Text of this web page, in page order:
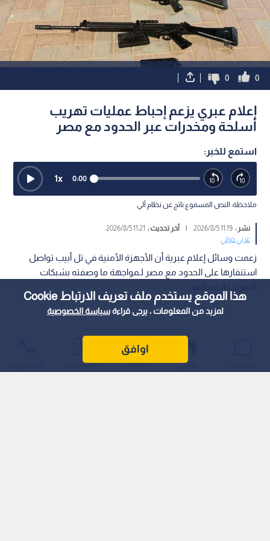
هذا الموقع يستخدم ملف تعريف الارتباط Cookie
لمزيد من المعلومات ، يرجى قراءةسياسة الخصوصية
اوافق
0
0
إعلام عبري يزعم إحباط عمليات تهريب
أسلحة ومخدرات عبر الحدود مع مصر
استمع للخبر:
0:00
1x
ملاحظة: النص المسموع ناتج عن نظام آلي
نشر :11:19 2026/8/5
| آخر تحديث : 11:21 2026/8/5
عربي دولي
زعمت وسائل إعلام عبرية أن الأجهزة الأمنية في تل أبيب تواصل
استنفارها على الحدود مع مصر لـمواجهة ما وصفته بشبكات
عواجل المباشر أحدث الأخبار